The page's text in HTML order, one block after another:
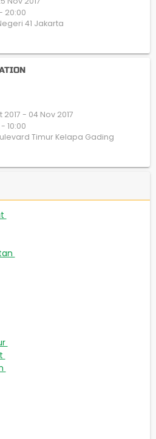
20:00
41 Jakarta
2017 - 04 Nov 2017
10:00
Timur Kelapa Gading